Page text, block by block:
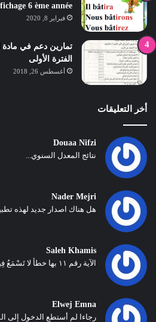
6 ème année
فبراير 8, 2020
تمارين دعم في مادة
الفترة الأولى
أغسطس 26, 2018
أخر التعليقات
Douaa Nifzi
نتائج المعدل السنوي...
Nader Mejri
هل هناك اصدار جديد لهذه
Saleh Khamis
الآية رقم ١١ بها خطأ لا تَسْمَعُ فِيها لاغِيَةً لقد ضمت التا...
Elwej Emna
رجاءا لم أستطع الدخول إلى